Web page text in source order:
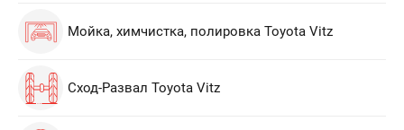
Мойка, химчистка, полировка Toyota Vitz
Сход-Развал Toyota Vitz